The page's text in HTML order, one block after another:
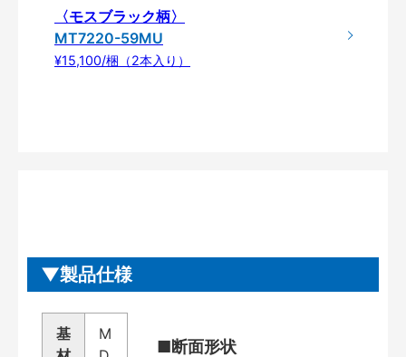
〈モスブラック柄〉
MT7220-59MU
¥15,100/梱（2本入り）
製品仕様
基
M
■断面形状